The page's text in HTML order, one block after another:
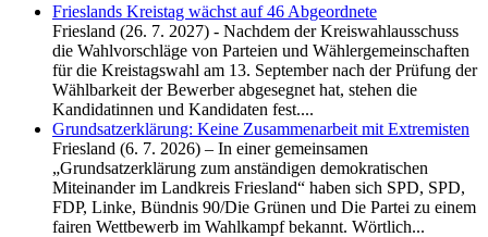
Frieslands Kreistag wächst auf 46 Abgeordnete
Friesland (26. 7. 2027) - Nachdem der Kreiswahlausschuss
die Wahlvorschläge von Parteien und Wählergemeinschaften
für die Kreistagswahl am 13. September nach der Prüfung der
Wählbarkeit der Bewerber abgesegnet hat, stehen die
Kandidatinnen und Kandidaten fest....
Grundsatzerklärung: Keine Zusammenarbeit mit Extremisten
Friesland (6. 7. 2026) – In einer gemeinsamen
„Grundsatzerklärung zum anständigen demokratischen
Miteinander im Landkreis Friesland“ haben sich SPD, SPD,
FDP, Linke, Bündnis 90/Die Grünen und Die Partei zu einem
fairen Wettbewerb im Wahlkampf bekannt. Wörtlich...